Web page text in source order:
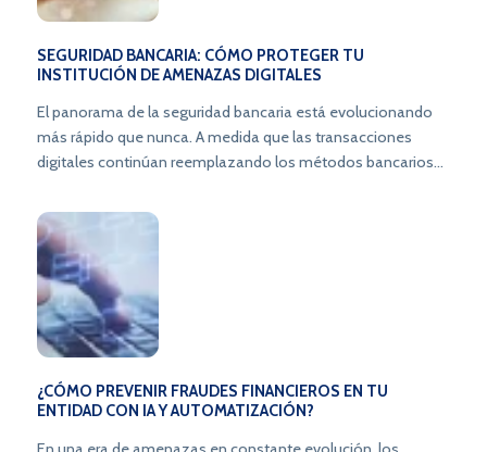
SEGURIDAD BANCARIA: CÓMO PROTEGER TU
INSTITUCIÓN DE AMENAZAS DIGITALES
El panorama de la seguridad bancaria está evolucionando
más rápido que nunca. A medida que las transacciones
digitales continúan reemplazando los métodos bancarios
cibernéticas y el fraude también se multiplican. En este
artículo, exploraremos estrategias esenciales de seguridad
informática en bancos para proteger tu institución de los
riesgos en constante evolución y fortalecer la confianza de
los usuarios.
¿CÓMO PREVENIR FRAUDES FINANCIEROS EN TU
ENTIDAD CON IA Y AUTOMATIZACIÓN?